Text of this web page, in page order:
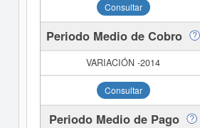
Consultar
Periodo Medio de Cobro
Consultar
Periodo Medio de Pago